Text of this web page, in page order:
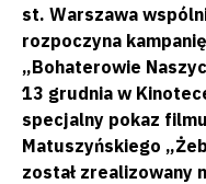
st. Warszawa
rozpoczyna
„Bohaterowie
13 grudnia w
specjalny pokaz
Matuszyńskiego
został zrealizowany